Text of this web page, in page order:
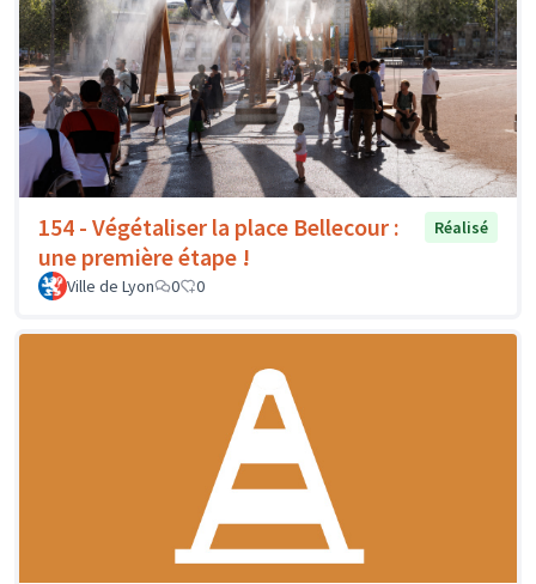
154 - Végétaliser la place Bellecour :
une première étape !
Réalisé
Ville de Lyon 0 0